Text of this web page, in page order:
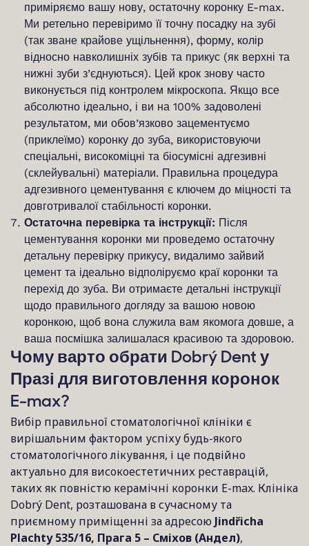
приміряємо вашу нову, остаточну коронку E-max.
Ми ретельно перевіримо її точну посадку на зубі
(так зване крайове ущільнення), форму, колір
відносно навколишніх зубів та прикус (як верхні та
нижні зуби з’єднуються). Цей крок знову часто
виконується під контролем мікроскопа. Якщо все
абсолютно ідеально, і ви на 100% задоволені
результатом, ми обов’язково зацементуємо
(приклеїмо) коронку до зуба, використовуючи
спеціальні, високоміцні та біосумісні адгезивні
(склейувальні) матеріали. Правильна процедура
адгезивного цементування є ключем до міцності та
довготривалої стабільності коронки.
Остаточна перевірка та інструкції: Після
цементування коронки ми проведемо остаточну
детальну перевірку прикусу, видалимо зайвий
цемент та ідеально відполіруємо краї коронки та
перехід до зуба. Ви отримаєте детальні інструкції
щодо правильного догляду за вашою новою
коронкою, щоб вона служила вам якомога довше, а
ваша посмішка залишалася красивою та здоровою.
Чому варто обрати Dobrý Dent у
Празі для виготовлення коронок
E-max?
Вибір правильної стоматологічної клініки є
вирішальним фактором успіху будь-якого
стоматологічного лікування, і це подвійно
актуально для високоестетичних реставрацій,
таких як повністю керамічні коронки E-max. Клініка
Dobrý Dent, розташована в сучасному та
приємному приміщенні за адресою Jindřicha
Plachty 535/16, Прага 5 – Сміхов (Андел),